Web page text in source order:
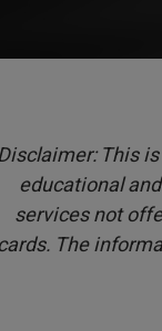
This
educational
services not
cards. The